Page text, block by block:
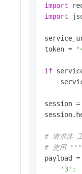
import
import
token =
if
session
# 请求体-
# 使用 """
payload =
    '3':